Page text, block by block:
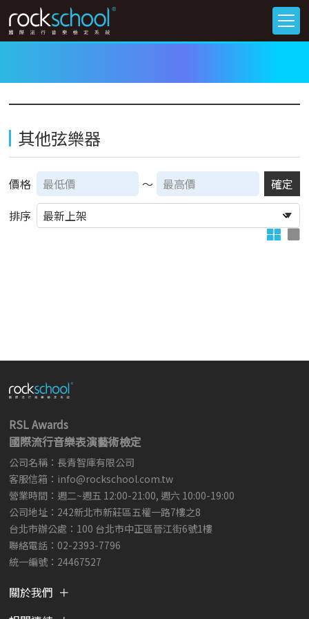
其他弦樂器
價格 ～
確定
排序
RSL Awards
國際流行音樂表演藝術檢定
公司名稱：長青智庫有限公司
客服信箱： info@rockschool.com.tw ​
營業時間：週二~週五 12:00-21:00, 週六 10:00-19:00
公司地址：242新北市新莊區五權一路7樓之8
台北市辦公處：100 台北市中正區晉江街6號1樓
聯絡電話：02-2393-7796
統一編號：24467527
關於我們